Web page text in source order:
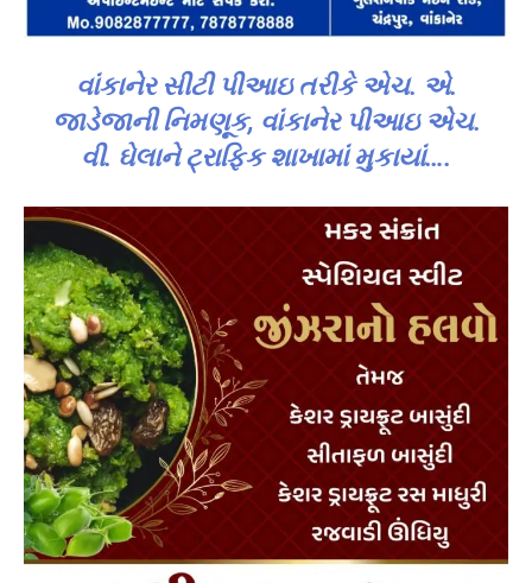
વાંકાનેર સીટી પીઆઇ તરીકે એચ. એ.
જાડેજાની નિમણૂક, વાંકાનેર પીઆઇ એચ.
વી. ઘેલાને ટ્રાફિક શાખામાં મુકાયાં….